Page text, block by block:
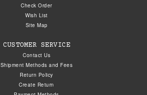
Check Order
Wish List
Site Map
CUSTOMER SERVICE
Contact Us
Shipment Methods and Fees
Return Policy
Create Return